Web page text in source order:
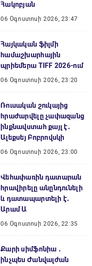
Հակոբյան
06 Օգոստոսի 2026, 23:47
Հայկական ֆիլմի
համաշխարհային
պրիեմերա TIFF 2026-ում
06 Օգոստոսի 2026, 23:20
Ռուսական շուկայից
հրաժարվելը չափազանց
ինքնավստահ քայլ է․
Ալեքսեյ Բոբրովսկի
06 Օգոստոսի 2026, 23:00
Վեհափառին դատարան
հրավիրելը անընդունելի
և դատապարտելի է․
Արամ Ա
06 Օգոստոսի 2026, 22:35
Քարի սիմֆոնիա ․
ինչպես Ժանվալժան